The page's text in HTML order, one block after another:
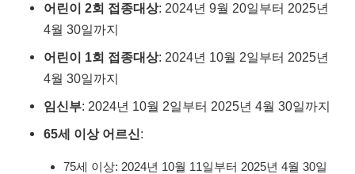
어린이 2회 접종대상: 2024년 9월 20일부터 2025년
4월 30일까지
어린이 1회 접종대상: 2024년 10월 2일부터 2025년
4월 30일까지
임신부: 2024년 10월 2일부터 2025년 4월 30일까지
65세 이상 어르신:
75세 이상: 2024년 10월 11일부터 2025년 4월 30일